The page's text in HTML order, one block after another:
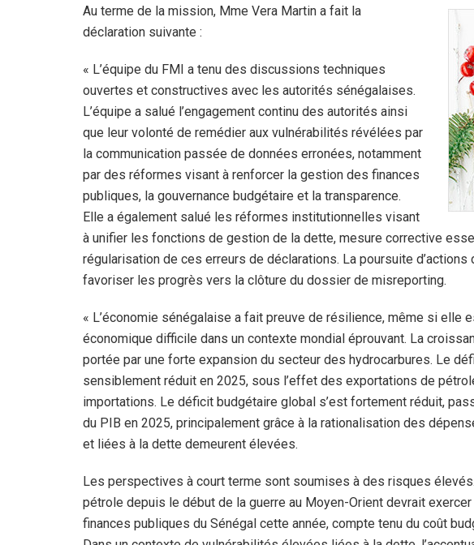
Au terme de la mission, Mme Vera Martin a fait la
déclaration suivante :
« L’équipe du FMI a tenu des discussions techniques
ouvertes et constructives avec les autorités sénégalaises.
L’équipe a salué l’engagement continu des autorités ainsi
que leur volonté de remédier aux vulnérabilités révélées par
la communication passée de données erronées, notamment
par des réformes visant à renforcer la gestion des finances
publiques, la gouvernance budgétaire et la transparence.
Elle a également salué les réformes institutionnelles visant
à unifier les fonctions de gestion de la dette, mesure corrective
régularisation de ces erreurs de déclarations. La poursuite
favoriser les progrès vers la clôture du dossier de misreporting.
« L’économie sénégalaise a fait preuve de résilience, même si elle
économique difficile dans un contexte mondial éprouvant. La
portée par une forte expansion du secteur des hydrocarbures. Le
sensiblement réduit en 2025, sous l’effet des exportations de
importations. Le déficit budgétaire global s’est fortement réduit,
du PIB en 2025, principalement grâce à la rationalisation des
et liées à la dette demeurent élevées.
Les perspectives à court terme sont soumises à des risques
pétrole depuis le début de la guerre au Moyen-Orient devrait
finances publiques du Sénégal cette année, compte tenu du coût